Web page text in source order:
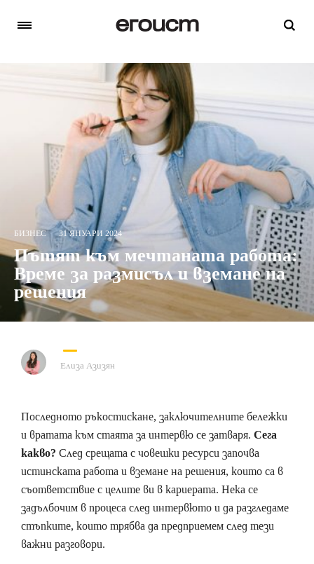
БИЗНЕС 31 ЯНУАРИ 2024
Пътят към мечтаната работа:
Време за размисъл и вземане на
решения
Елиза Азизян
Последното ръкостискане, заключителните бележки
и вратата към стаята за интервю се затваря. Сега
какво? След срещата с човешки ресурси започва
истинската работа и вземане на решения, които са в
съответствие с целите ви в кариерата. Нека се
задълбочим в процеса след интервюто и да разгледаме
стъпките, които трябва да предприемем след тези
важни разговори.